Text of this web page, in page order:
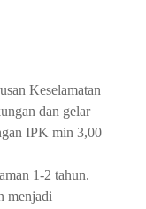
Keselamatan
dan gelar
IPK min 3,00
1-2 tahun.
menjadi